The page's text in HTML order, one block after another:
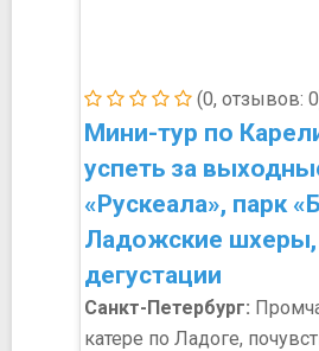
(0, отзывов:
Мини-тур по
успеть за
«Рускеала», парк
Ладожские шхеры,
дегустации
Санкт-Петербург:
катере по Ладоге,